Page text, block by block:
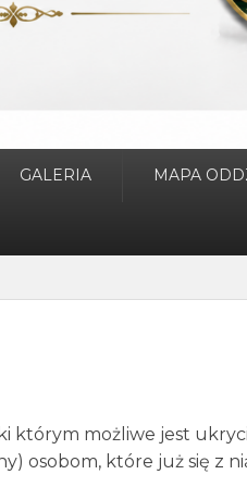
GALERIA MAPA
którym możliwe jest
osobom, które już się z